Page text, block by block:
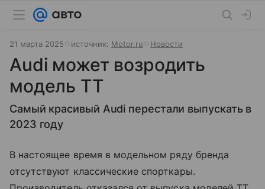
21 марта 2025 источник: Motor.ru Новости
Audi может возродить
модель TT
Самый красивый Audi перестали выпускать в
2023 году
В настоящее время в модельном ряду бренда
отсутствуют классические спорткары.